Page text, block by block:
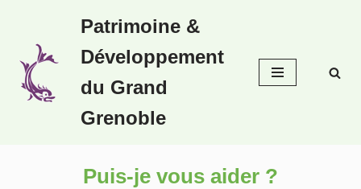
au
contenu
Patrimoine &
Développement
du Grand
Grenoble
Puis-je vous aider ?